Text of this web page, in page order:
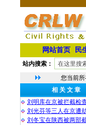
网站首页 民
站内搜索：
您当前所
相 关 文 章
刘明库在京被拦截检
刘光芬等三人在京遭
刘冬宝在陕西被两部